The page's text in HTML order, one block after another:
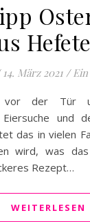
14. März 2021 /
und
das in vielen
wird, was
Rezept…
WEITERLESEN